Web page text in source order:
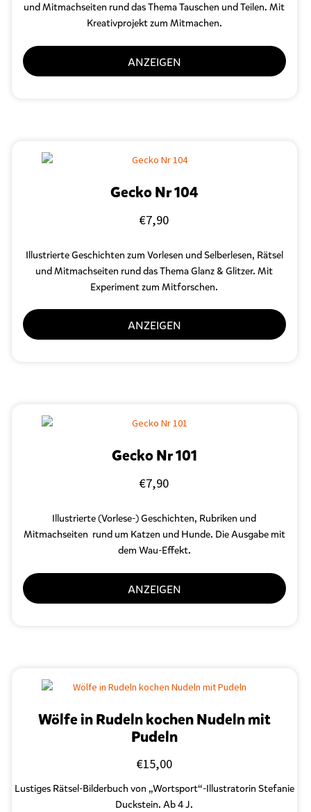
und Mitmachseiten rund das Thema Tauschen und Teilen. Mit
Kreativprojekt zum Mitmachen.
ANZEIGEN
Gecko Nr 104
€7,90
Illustrierte Geschichten zum Vorlesen und Selberlesen, Rätsel
und Mitmachseiten rund das Thema Glanz & Glitzer. Mit
Experiment zum Mitforschen.
ANZEIGEN
Gecko Nr 101
€7,90
Illustrierte (Vorlese-) Geschichten, Rubriken und
Mitmachseiten rund um Katzen und Hunde. Die Ausgabe mit
dem Wau-Effekt.
ANZEIGEN
Wölfe in Rudeln kochen Nudeln mit
Pudeln
€15,00
Lustiges Rätsel-Bilderbuch von „Wortsport“-Illustratorin Stefanie
Duckstein. Ab 4 J.